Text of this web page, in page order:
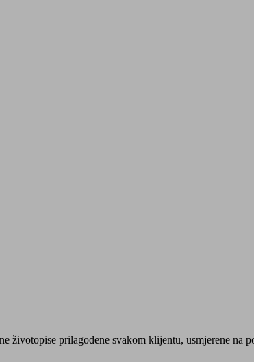
životopise prilagođene svakom klijentu, usmjerene na